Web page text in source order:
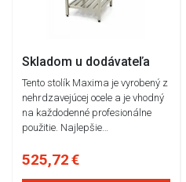
Skladom u dodávateľa
Tento stolík Maxima je vyrobený z
nehrdzavejúcej ocele a je vhodný
na každodenné profesionálne
použitie. Najlepšie…
525,72 €